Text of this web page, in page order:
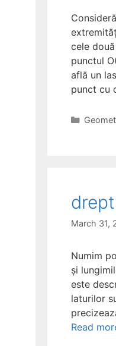
cele
punctul
află un
punct cu
March 31,
Numim
și
este
laturilor
Read